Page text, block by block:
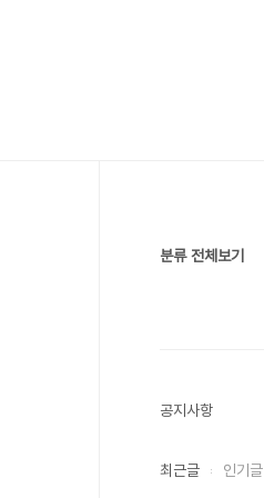
분류 전체보기
공지사항
최근글 인기글